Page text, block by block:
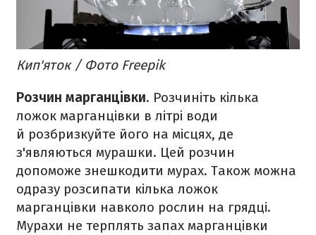
Кип'яток / Фото Freepik
Розчин марганцівки. Розчиніть кілька
ложок марганцівки в літрі води
й розбризкуйте його на місцях, де
з'являються мурашки. Цей розчин
допоможе знешкодити мурах. Також можна
одразу розсипати кілька ложок
марганцівки навколо рослин на грядці.
Мурахи не терплять запах марганцівки